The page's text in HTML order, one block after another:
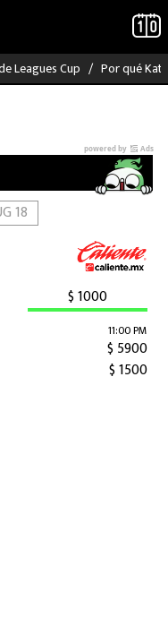
Leagues Cup Por qué